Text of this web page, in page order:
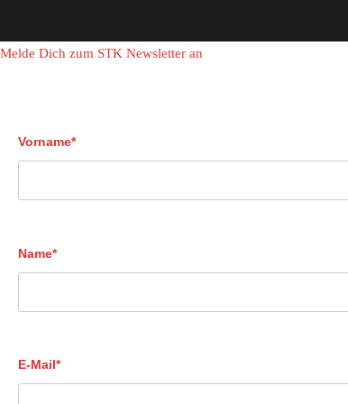
Melde Dich zum STK Newsletter an
Vorname*
Name*
E-Mail*